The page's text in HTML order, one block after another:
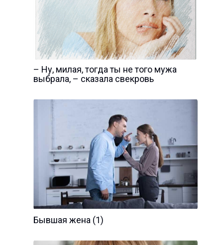
– Ну, милая, тогда ты не того мужа
выбрала, – сказала свекровь
Бывшая жена (1)